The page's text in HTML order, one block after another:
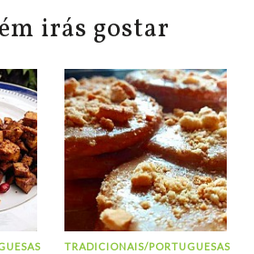
irás gostar
TRADICIONAIS/PORTUGUESAS